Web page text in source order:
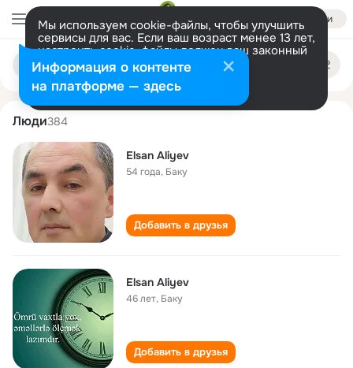
Войти
Мы используем cookie-файлы, чтобы улучшить
сервисы для вас. Если ваш возраст менее 13 лет,
настроить cookie-файлы должен ваш законный
представитель. Больше информации
Разрешить все Настроить
Поиск
людям
elsan aliyev
Люди384
Elsan Aliyev
54 года, Баку
Добавить в друзья
Elsan Aliyev
46 лет, Баку
Добавить в друзья
Информация о контенте
на платформе — здесь